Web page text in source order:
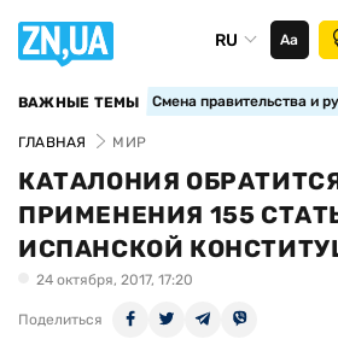
RU Аа
ВАЖНЫЕ ТЕМЫ Смена правительства и
ГЛАВНАЯ МИР
КАТАЛОНИЯ
ПРИМЕНЕНИЯ 155
ИСПАНСКОЙ
24 октября, 2017, 17:20
Поделиться